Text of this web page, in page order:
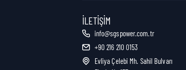
Nakliye Ağırlığı:
İLETIŞIM
info@sgspower.com.tr
+90 216 210 0153
Evliya Çelebi Mh. Sahil Bulvarı